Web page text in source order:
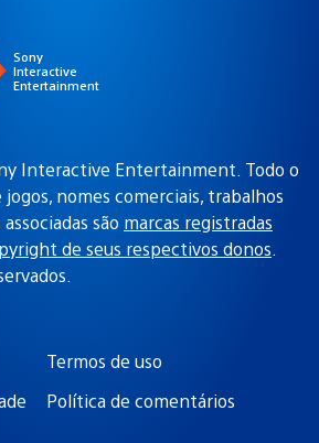
Sony
Interactive
Entertainment
Interactive Entertainment. Todo o
nomes comerciais, trabalhos
são marcas registradas
de seus respectivos donos.
Termos de uso
Política de comentários